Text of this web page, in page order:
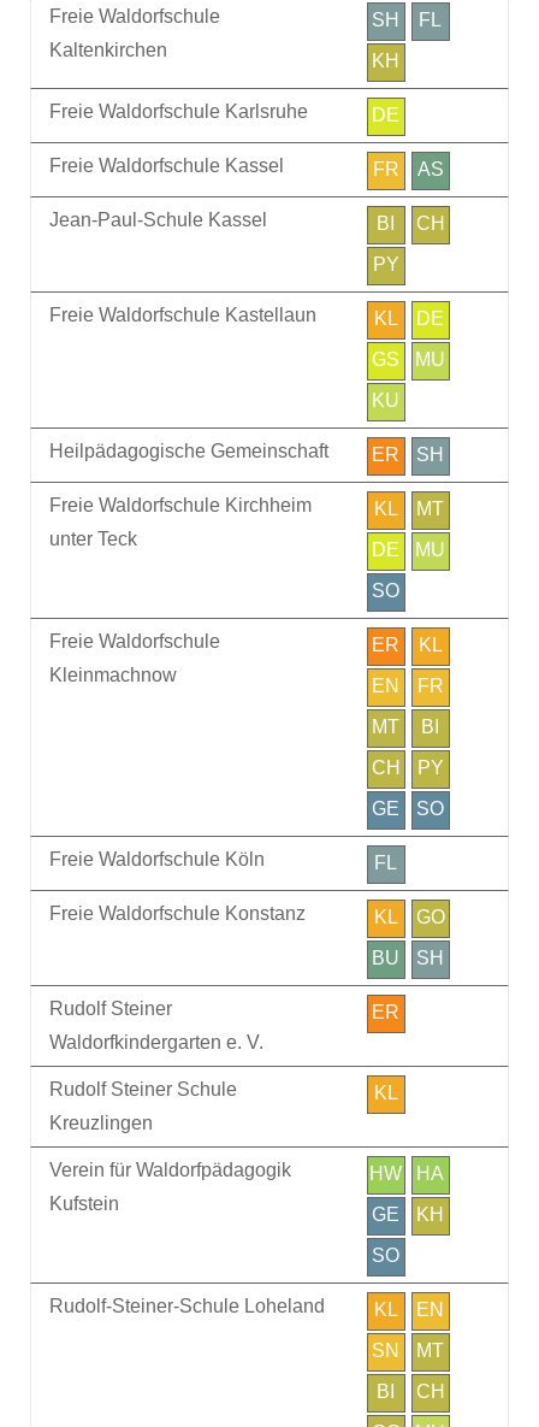
Freie Waldorfschule
Kaltenkirchen
SH
FL
KH
Freie Waldorfschule Karlsruhe DE
Freie Waldorfschule Kassel FR AS
Jean-Paul-Schule Kassel BI
CH
PY
Freie Waldorfschule Kastellaun KL
DE
GS
MU
KU
Heilpädagogische Gemeinschaft ER SH
Freie Waldorfschule Kirchheim
unter Teck
KL
MT
DE
MU
SO
Freie Waldorfschule
Kleinmachnow
ER
KL
EN
FR
MT
BI
CH
PY
GE
SO
Freie Waldorfschule Köln FL
Freie Waldorfschule Konstanz KL
GO
BU
SH
Rudolf Steiner
Waldorfkindergarten e. V.
ER
Rudolf Steiner Schule
Kreuzlingen
KL
Verein für Waldorfpädagogik
Kufstein
HW
HA
GE
KH
SO
Rudolf-Steiner-Schule Loheland KL
EN
SN
MT
BI
CH